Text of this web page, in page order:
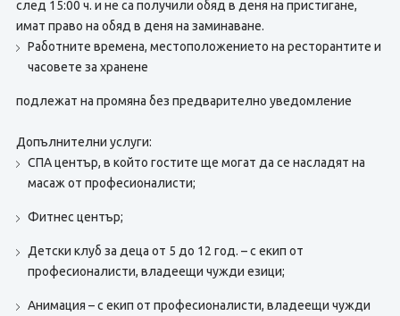
след 15:00 ч. и не са получили обяд в деня на пристигане,
имат право на обяд в деня на заминаване.
Работните времена, местоположението на ресторантите и
часовете за хранене
подлежат на промяна без предварително уведомление
Допълнителни услуги:
СПА център, в който гостите ще могат да се насладят на
масаж от професионалисти;
Фитнес център;
Детски клуб за деца от 5 до 12 год. – с екип от
професионалисти, владеещи чужди езици;
Анимация – с екип от професионалисти, владеещи чужди